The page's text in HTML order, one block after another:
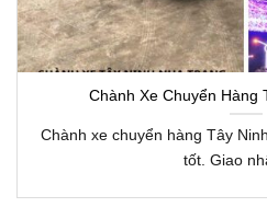
Chành Xe Chuyển Hàng
Chành xe chuyển hàng Tây
tốt. Giao